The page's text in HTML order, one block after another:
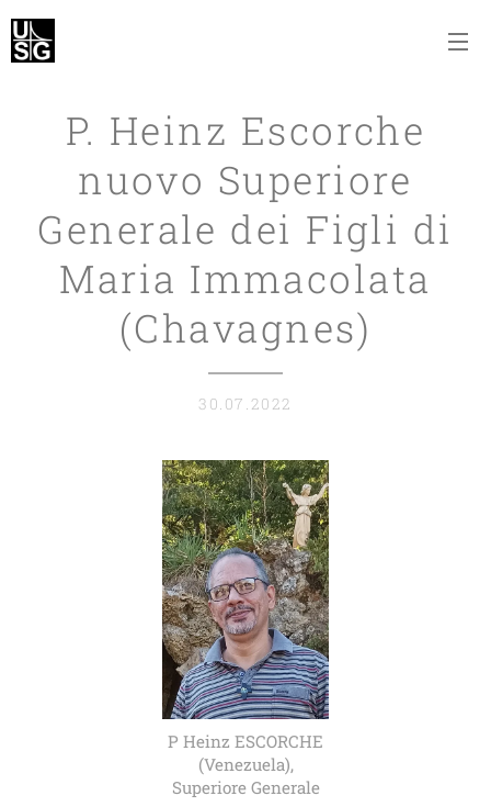
P. Heinz Escorche
nuovo Superiore
Generale dei Figli di
Maria Immacolata
(Chavagnes)
30.07.2022
P Heinz ESCORCHE
(Venezuela),
Superiore Generale